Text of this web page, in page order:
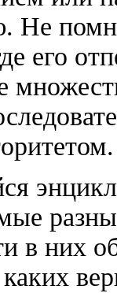
Не
его
в них